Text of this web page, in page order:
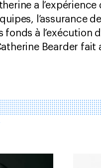
a
l’assurance
fonds à l’exécution
Bearder fait